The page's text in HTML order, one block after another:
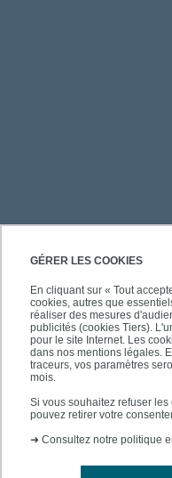
GÉRER LES COOKIES
En cliquant sur « Tout
cookies, autres que
réaliser des mesures
publicités (cookies Tiers).
pour le site Internet. Les
dans nos mentions légales.
traceurs, vos paramètres
mois.
Si vous souhaitez refuser
pouvez retirer votre
➜ Consultez notre politique
PRATIQUE
À PROPOS DE L'UPEC
SUIVEZ-NOUS